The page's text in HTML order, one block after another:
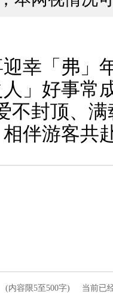
幸「弗」
」好事常
不封顶、
伴游客共
(内容限5至500字) 当前已